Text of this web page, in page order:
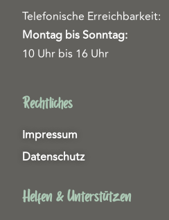
Telefonische Erreichbarkeit:
Montag bis Sonntag:
10 Uhr bis 16 Uhr
Rechtliches
Impressum
Datenschutz
Helfen & Unterstützen